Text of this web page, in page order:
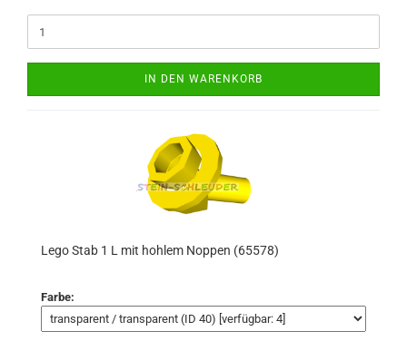
IN DEN WARENKORB
Lego Stab 1 L mit hohlem Noppen (65578)
Farbe: